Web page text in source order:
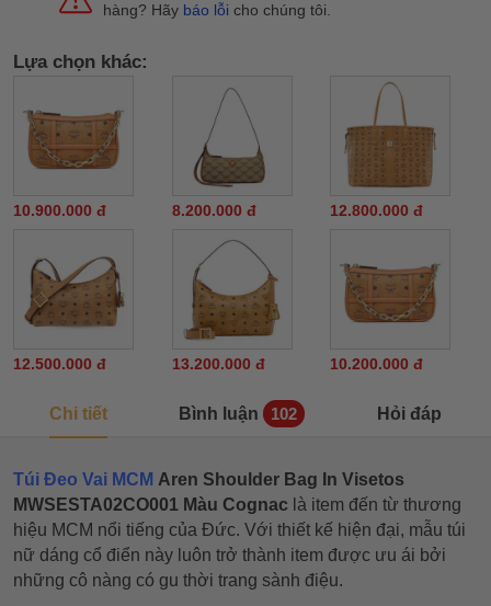
hàng? Hãy báo lỗi cho chúng tôi.
Lựa chọn khác:
10.900.000 đ 8.200.000 đ 12.800.000 đ
12.500.000 đ 13.200.000 đ 10.200.000 đ
Chi tiết Bình luận 102 Hỏi đáp
Túi Đeo Vai MCM Aren Shoulder Bag In Visetos
MWSESTA02CO001 Màu Cognac là item đến từ thương
hiệu MCM nổi tiếng của Đức. Với thiết kế hiện đại, mẫu túi
nữ dáng cổ điển này luôn trở thành item được ưu ái bởi
những cô nàng có gu thời trang sành điệu.